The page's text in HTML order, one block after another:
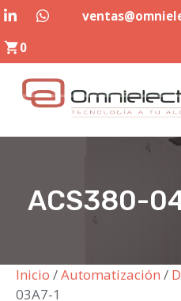
Saltar
contenido
0
ACS380-
Inicio /Automatización /
03A7-1